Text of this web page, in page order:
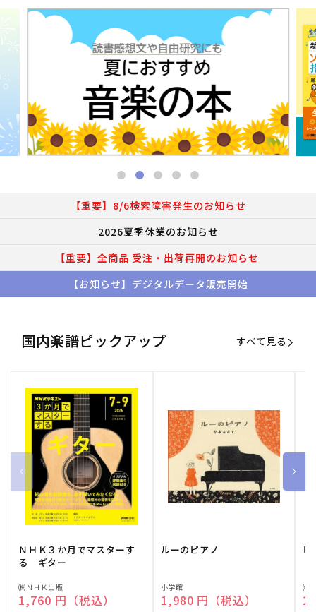
【重要】8/6検索障害発生のお知らせ
2026夏季休業のお知らせ
【重要】全商品 受注・出荷再開のお知らせ
【お知らせ】デジタルデータ販売開始
国内楽譜ピックアップ すべて見る
ＮＨＫ３か月でマスターす
る ギター
販
売
㈱ＮＨＫ出版
通常価格
1,760 円（税込）
ルーのピアノ
販
売
小学館
通常価格
1,980 円（税込）
ピ
販
売
㈱